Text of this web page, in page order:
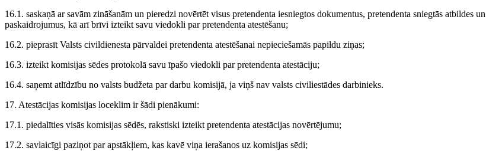
16.1. saskaņā ar savām zināšanām un pieredzi novērtēt visus pretendenta iesniegtos dokumentus, pretendenta sniegtās atbildes un
paskaidrojumus, kā arī brīvi izteikt savu viedokli par pretendenta atestēšanu;
16.2. pieprasīt Valsts civildienesta pārvaldei pretendenta atestēšanai nepieciešamās papildu ziņas;
16.3. izteikt komisijas sēdes protokolā savu īpašo viedokli par pretendenta atestāciju;
16.4. saņemt atlīdzību no valsts budžeta par darbu komisijā, ja viņš nav valsts civiliestādes darbinieks.
17. Atestācijas komisijas loceklim ir šādi pienākumi:
17.1. piedalīties visās komisijas sēdēs, rakstiski izteikt pretendenta atestācijas novērtējumu;
17.2. savlaicīgi paziņot par apstākļiem, kas kavē viņa ierašanos uz komisijas sēdi;